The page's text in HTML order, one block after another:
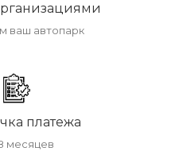
ваш автопарк
платежа
месяцев